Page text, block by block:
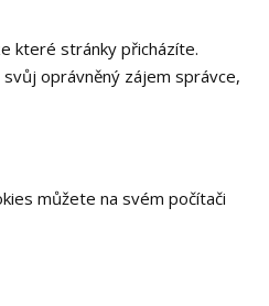
které stránky přicházíte.
oprávněný zájem správce,
můžete na svém počítači